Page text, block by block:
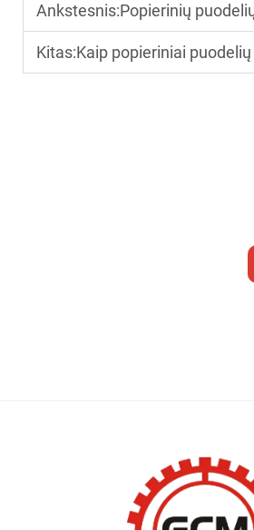
Ankstesnis:Popierinių puodelių mašinų gamintojai
Kitas:Kaip popieriniai puodelių aparatai padeda mažinti